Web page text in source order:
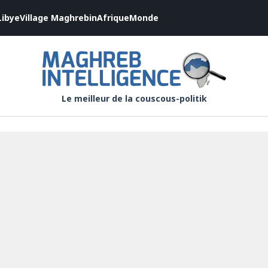
Village MaghrebinAfriqueMonde
Le meilleur de la couscous-politik